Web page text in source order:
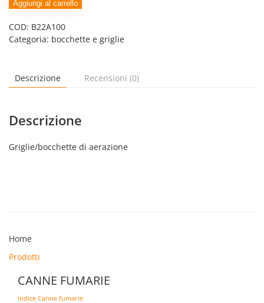
di
con
retina
100
fronte
anello
zincato
Aggiungi al carrello
COD: B22A100
Categoria: bocchette e griglie
Descrizione Recensioni (0)
Descrizione
Griglie/bocchette di aerazione
Home
Prodotti
CANNE FUMARIE
Indice Canne fumarie